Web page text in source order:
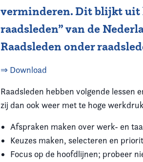
verminderen. Dit blijkt uit
raadsleden” van de
Raadsleden onder
⇒ Download
Raadsleden hebben volgende lessen
zij dan ook weer met te hoge
Afspraken maken over werk- en
Keuzes maken, selecteren en
Focus op de hoofdlijnen; probeer